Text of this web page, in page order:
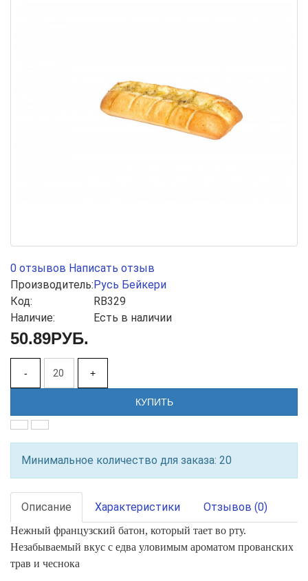
0 отзывов Написать отзыв
Производитель:Русь Бейкери
Код:
RB329
Наличие:
Есть в наличии
50.89РУБ.
- +
КУПИТЬ
Минимальное количество для заказа: 20
Описание Характеристики Отзывов (0)
Нежный французский батон, который тает во рту.
Незабываемый вкус с едва уловимым ароматом прованских
трав и чеснока